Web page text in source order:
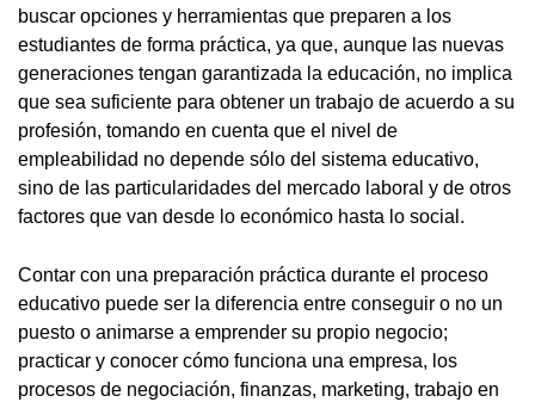
buscar opciones y herramientas que preparen a los
estudiantes de forma práctica, ya que, aunque las nuevas
generaciones tengan garantizada la educación, no implica
que sea suficiente para obtener un trabajo de acuerdo a su
profesión, tomando en cuenta que el nivel de
empleabilidad no depende sólo del sistema educativo,
sino de las particularidades del mercado laboral y de otros
factores que van desde lo económico hasta lo social.
Contar con una preparación práctica durante el proceso
educativo puede ser la diferencia entre conseguir o no un
puesto o animarse a emprender su propio negocio;
practicar y conocer cómo funciona una empresa, los
procesos de negociación, finanzas, marketing, trabajo en